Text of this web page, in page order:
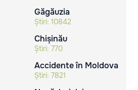
Găgăuzia
Știri: 10842
Chișinău
Știri: 770
Accidente în Moldova
Știri: 7821